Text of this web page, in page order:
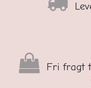
Fri fragt